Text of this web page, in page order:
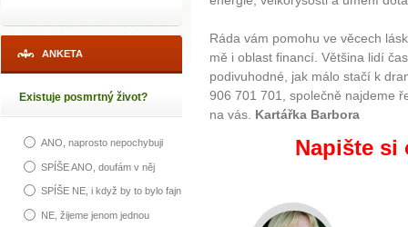
ANKETA
Existuje posmrtný život?
ANO, naprosto nepochybuji
SPÍŠE ANO, doufám v něj
SPÍŠE NE, i když by to bylo fajn
NE, žijeme jenom jednou
Ráda vám pomohu ve věcech
mě i oblast financí. Většina lidí
podivuhodné, jak málo stačí k
906 701 701, společně najdeme
na vás. Kartářka Barbora
Napište si